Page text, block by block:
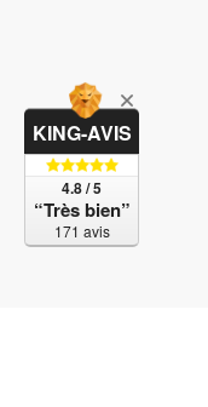
KING-AVIS
4.8 / 5
“Très bien”
171 avis